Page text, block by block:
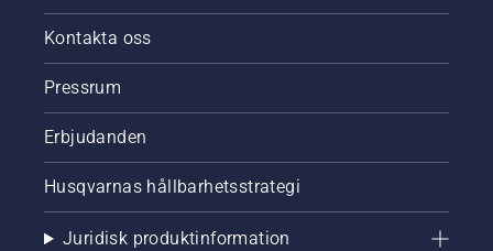
Kontakta oss
Pressrum
Erbjudanden
Husqvarnas hållbarhetsstrategi
Juridisk produktinformation